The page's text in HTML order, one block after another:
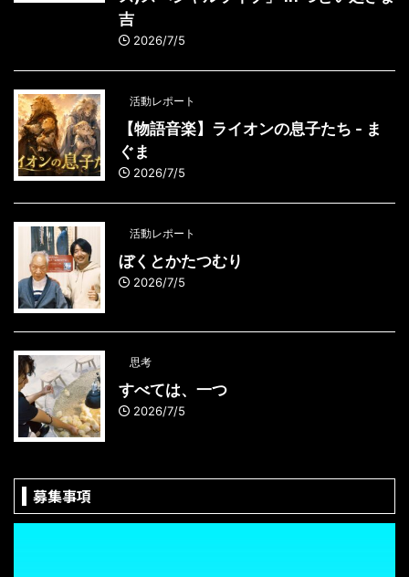
吉
2026/7/5
活動レポート
【物語音楽】ライオンの息子たち - ま
ぐま
2026/7/5
活動レポート
ぼくとかたつむり
2026/7/5
思考
すべては、一つ
2026/7/5
募集事項